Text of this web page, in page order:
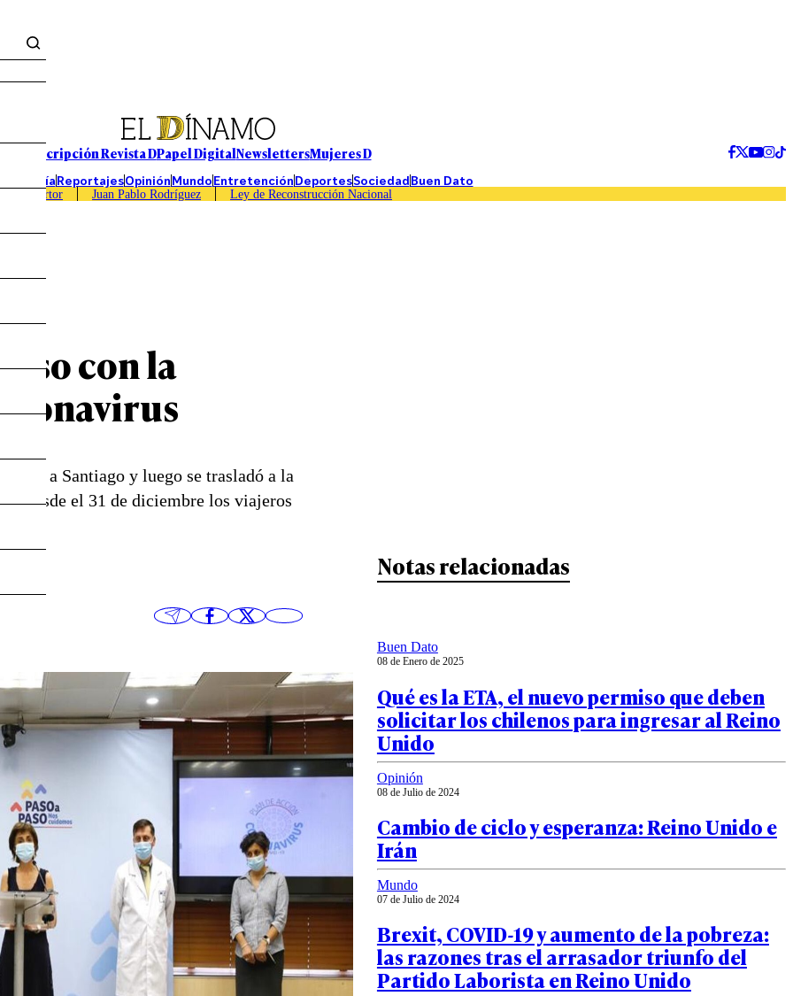
Suscripción Revista DPapel DigitalNewslettersMujeres D
EconomíaReportajesOpiniónMundoEntretenciónDeportesSociedadBuen Dato
Caso Sartor Juan Pablo Rodríguez Ley de Reconstrucción Nacional
con la
a Santiago y luego se trasladó a la
desde el 31 de diciembre los viajeros
Notas relacionadas
Buen Dato
08 de Enero de 2025
Qué es la ETA, el nuevo permiso que deben
solicitar los chilenos para ingresar al Reino
Unido
Opinión
08 de Julio de 2024
Cambio de ciclo y esperanza: Reino Unido e
Irán
Mundo
07 de Julio de 2024
Brexit, COVID-19 y aumento de la pobreza:
las razones tras el arrasador triunfo del
Partido Laborista en Reino Unido